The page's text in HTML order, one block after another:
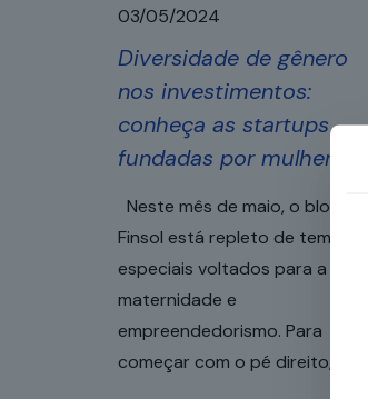
03/05/2024
Diversidade de gênero
nos investimentos:
conheça as startups
fundadas por mulheres!
Neste mês de maio, o blog da
Finsol está repleto de temas
especiais voltados para a
maternidade e
empreendedorismo. Para
começar com o pé direito,